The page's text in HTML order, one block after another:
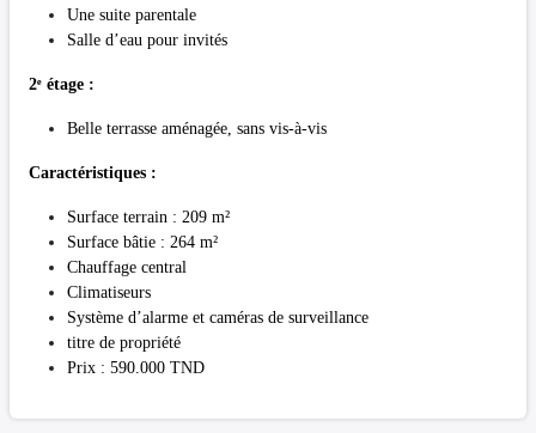
Une suite parentale
Salle d’eau pour invités
2ᵉ étage :
Belle terrasse aménagée, sans vis-à-vis
Caractéristiques :
Surface terrain : 209 m²
Surface bâtie : 264 m²
Chauffage central
Climatiseurs
Système d’alarme et caméras de surveillance
titre de propriété
Prix : 590.000 TND